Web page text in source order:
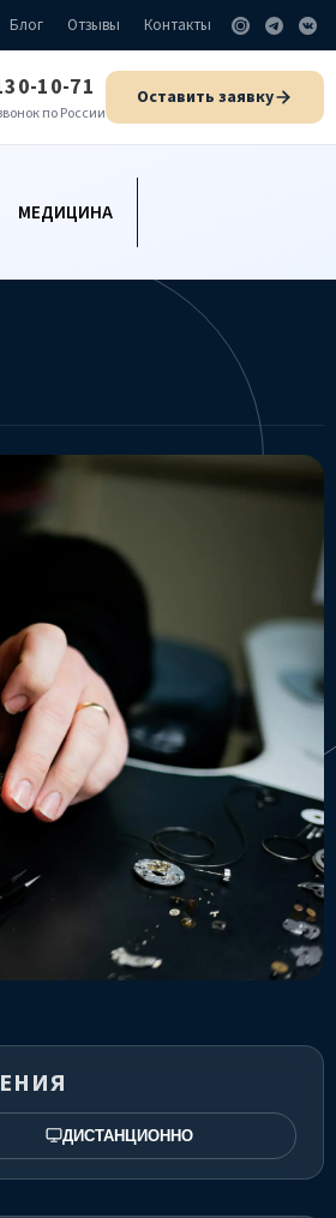
Блог Отзывы Контакты
10-71
по России
Оставить заявку
МЕДИЦИНА
ДИСТАНЦИОННО